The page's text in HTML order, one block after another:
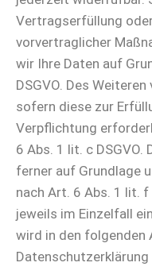
Vertragserfüllung
vorvertraglicher
wir Ihre Daten auf
DSGVO. Des
sofern diese zur
Verpflichtung
6 Abs. 1 lit. c DSGVO.
ferner auf Grundlage
nach Art. 6 Abs. 1 lit. f
jeweils im Einzelfall
wird in den folgenden